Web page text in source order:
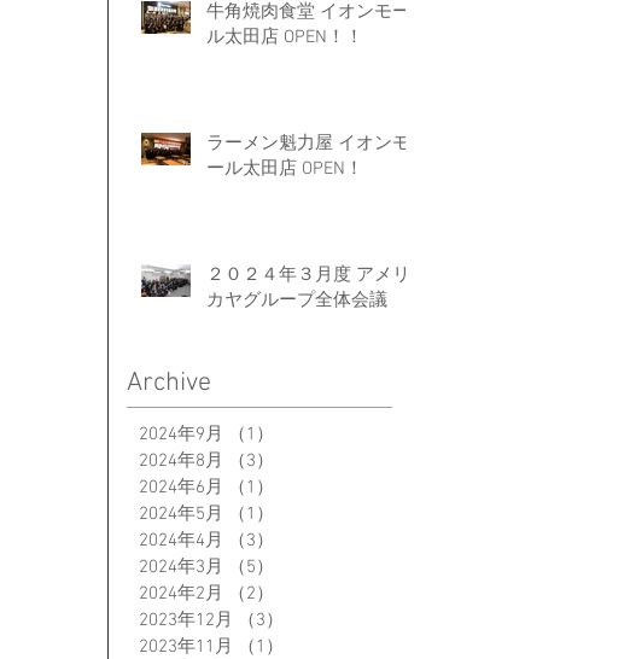
牛角焼肉食堂 イオンモー
ル太田店 OPEN！！
ラーメン魁力屋 イオンモ
ール太田店 OPEN！
２０２４年３月度 アメリ
カヤグループ全体会議
Archive
2024年9月 （1）
2024年8月
（3）
2024年6月
（1）
2024年5月
（1）
2024年4月
（3）
2024年3月
（5）
2024年2月
（2）
2023年12月
（3）
2023年11月
（1）